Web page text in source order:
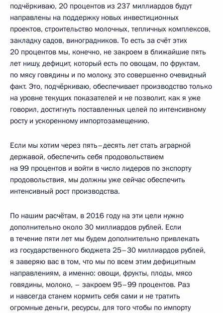
подчёркиваю, 20 процентов из 237 миллиардов будут
направлены на поддержку новых инвестиционных
проектов, строительство молочных, тепличных комплексов,
закладку садов, виноградников. То есть за счёт этих
20 процентов мы, конечно, не закроем в ближайшие пять
лет нишу, дефицит, который есть по овощам, по фруктам,
по мясу говядины и по молоку, это совершенно очевидный
факт. Это, подчёркиваю, обеспечивает производство только
на уровне текущих показателей и не позволит, как я уже
говорил, достигнуть поставленных целей по интенсивному
росту и ускоренному импортозамещению.
Если мы хотим через пять–десять лет стать аграрной
державой, обеспечить себя продовольствием
на 99 процентов и войти в число лидеров по экспорту
продовольствия, мы должны уже сейчас обеспечить
интенсивный рост производства.
По нашим расчётам, в 2016 году на эти цели нужно
дополнительно около 30 миллиардов рублей. Если
в течение пяти лет мы будем дополнительно привлекать
из государственного бюджета 25–30 миллиардов рублей,
я заверяю вас в том, что мы по всем этим дефицитным
направлениям, а именно: овощи, фрукты, плоды, мясо
говядины, молоко, – закроем 95–99 процентов. Раз
и навсегда станем кормить себя сами и не тратить
огромные деньги, ресурсы, для того чтобы по импорту